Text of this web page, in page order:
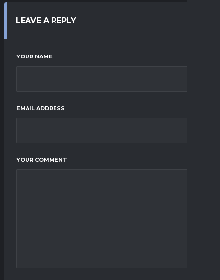
LEAVE A REPLY
YOUR NAME
EMAIL ADDRESS
YOUR COMMENT